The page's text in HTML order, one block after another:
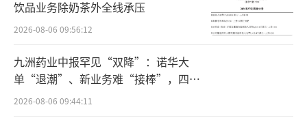
的比重达16.80%。与之相比，该公司的短期借
款余额约为88.19亿元，一年内到期的非流动负
债余额为144.58亿元。
虽然说着是不缺钱，但美的自上市以来通
过直接融资获得的资金却也不少。同花顺数据
饮品业务除奶茶外全线承压
2026-08-06 09:56:12
九洲药业中报罕见“双降”：诺华大
单“退潮”、新业务难“接棒”，四大
难关待闯
2026-08-06 09:44:11